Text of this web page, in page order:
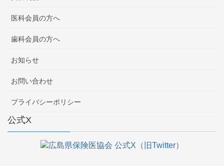
医科会員の方へ
歯科会員の方へ
お知らせ
お問い合わせ
プライバシーポリシー
公式X